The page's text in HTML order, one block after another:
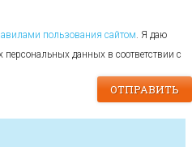
пользования сайтом . Я даю
персональных данных в соответствии с